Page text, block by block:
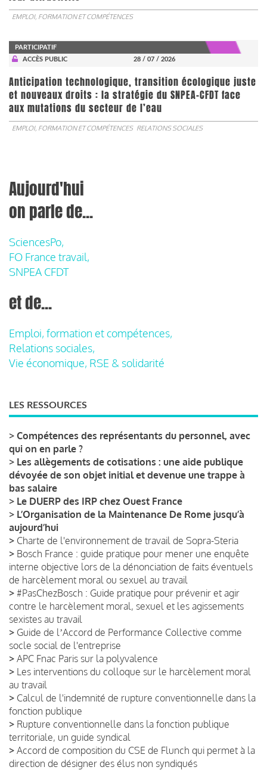
EMPLOI, FORMATION ET COMPÉTENCES
PARTICIPATIF
ACCÈS PUBLIC
28 / 07 / 2026
Anticipation technologique, transition écologique juste
et nouveaux droits : la stratégie du SNPEA-CFDT face
aux mutations du secteur de l’eau
EMPLOI, FORMATION ET COMPÉTENCES RELATIONS SOCIALES
Aujourd'hui
on parle de...
SciencesPo,
FO France travail,
SNPEA CFDT
et de...
Emploi, formation et compétences,
Relations sociales,
Vie économique, RSE & solidarité
LES RESSOURCES
> Compétences des représentants du personnel, avec
qui on en parle ?
> Les allègements de cotisations : une aide publique
dévoyée de son objet initial et devenue une trappe à
bas salaire
> Le DUERP des IRP chez Ouest France
> L’Organisation de la Maintenance De Rome jusqu’à
aujourd’hui
> Charte de l'environnement de travail de Sopra-Steria
> Bosch France : guide pratique pour mener une enquête
interne objective lors de la dénonciation de faits éventuels
de harcèlement moral ou sexuel au travail
> #PasChezBosch : Guide pratique pour prévenir et agir
contre le harcèlement moral, sexuel et les agissements
sexistes au travail
> Guide de lʼAccord de Performance Collective comme
socle social de l'entreprise
> APC Fnac Paris sur la polyvalence
> Les interventions du colloque sur le harcèlement moral
au travail
> Calcul de l'indemnité de rupture conventionnelle dans la
fonction publique
> Rupture conventionnelle dans la fonction publique
territoriale, un guide syndical
> Accord de composition du CSE de Flunch qui permet à la
direction de désigner des élus non syndiqués